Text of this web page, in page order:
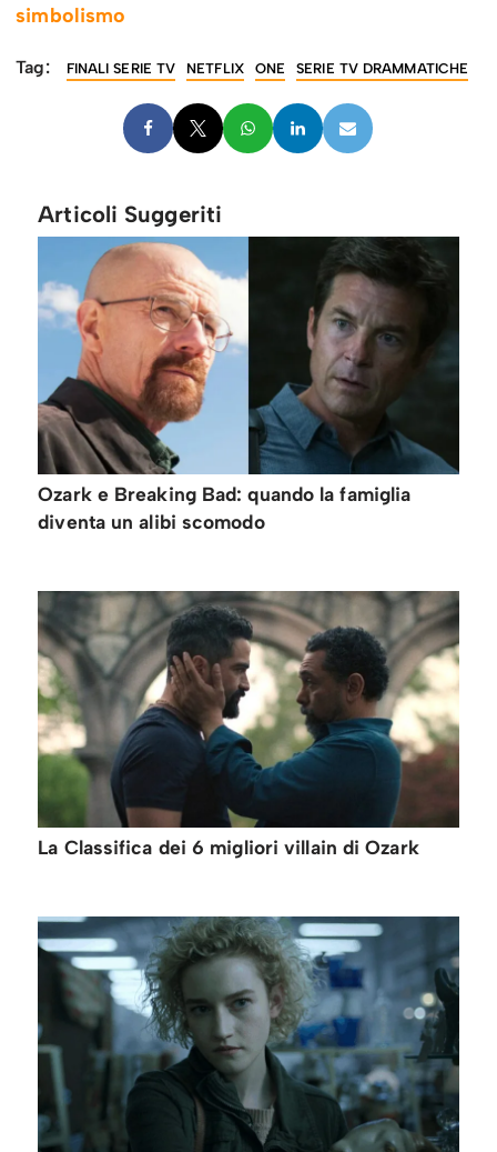
simbolismo
Tag: FINALI SERIE TV NETFLIX ONE SERIE TV DRAMMATICHE
Articoli Suggeriti
Ozark e Breaking Bad: quando la famiglia
diventa un alibi scomodo
La Classifica dei 6 migliori villain di Ozark